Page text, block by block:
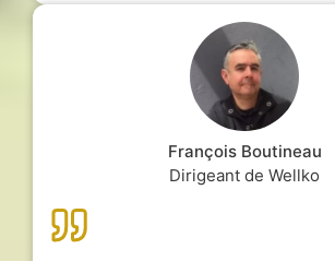
François Boutineau
Dirigeant de Wellko